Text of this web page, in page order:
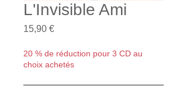
L'Invisible Ami
15,90 €Prix
20 % de réduction pour 3 CD au
choix achetés